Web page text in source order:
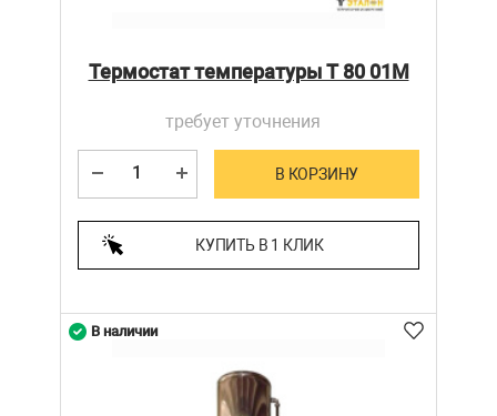
Термостат температуры Т 80 01М
требует уточнения
В КОРЗИНУ
КУПИТЬ В 1 КЛИК
В наличии